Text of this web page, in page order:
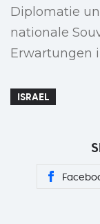
Diplomatie
nationale
Erwartungen
ISRAEL